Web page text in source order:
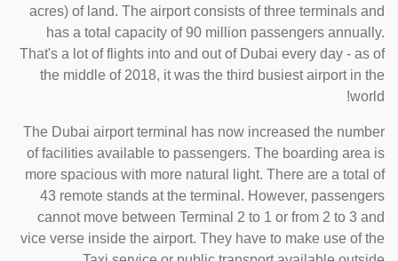
acres) of land. The airport consists of three terminals and
has a total capacity of 90 million passengers annually.
That's a lot of flights into and out of Dubai every day - as of
the middle of 2018, it was the third busiest airport in the
world!
The Dubai airport terminal has now increased the number
of facilities available to passengers. The boarding area is
more spacious with more natural light. There are a total of
43 remote stands at the terminal. However, passengers
cannot move between Terminal 2 to 1 or from 2 to 3 and
vice verse inside the airport. They have to make use of the